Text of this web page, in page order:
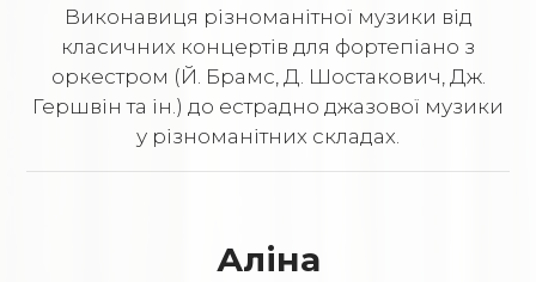
Виконавиця різноманітної музики від
класичних концертів для фортепіано з
оркестром (Й. Брамс, Д. Шостакович, Дж.
Гершвін та ін.) до естрадно джазової музики
у різноманітних складах.
Аліна